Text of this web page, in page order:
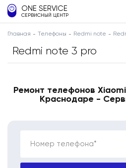
ONE SERVICE
СЕРВИСНЫЙ ЦЕНТР
Главная Телефоны Redmi note
Redmi note 3 pro
Ремонт телефонов
Краснодаре -
Номер телефона*